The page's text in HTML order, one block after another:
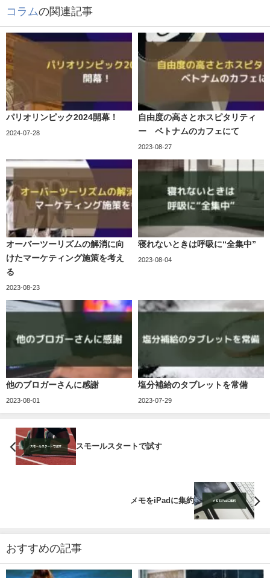
コラムの関連記事
パリオリンピック2024開幕！
2024-07-28
自由度の高さとホスピタリティ
ー ベトナムのカフェにて
2023-08-27
オーバーツーリズムの解消に向
けたマーケティング施策を考え
る
2023-08-23
寝れないときは呼吸に“全集中”
2023-08-04
他のブロガーさんに感謝
2023-08-01
塩分補給のタブレットを常備
2023-07-29
スモールスタートで試す
メモをiPadに集約
おすすめの記事